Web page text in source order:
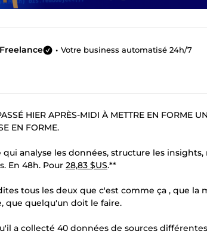
• Votre business automatisé 24h/7
HIER APRÈS-MIDI À METTRE EN FORME
EN FORME.
analyse les données, structure les
En 48h. Pour 28,83 $US.**
tous les deux que c'est comme ça , que
que quelqu'un doit le faire.
a collecté 40 données de sources